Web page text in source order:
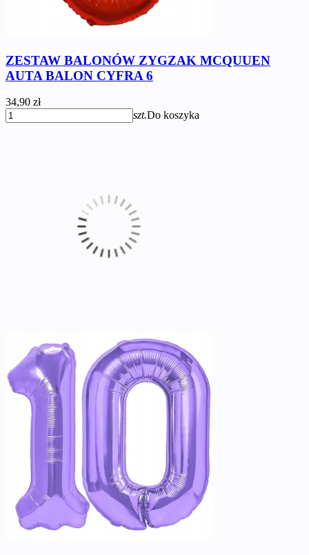
ZESTAW BALONÓW ZYGZAK MCQUUEN
AUTA BALON CYFRA 6
34,90 zł
szt.Do koszyka